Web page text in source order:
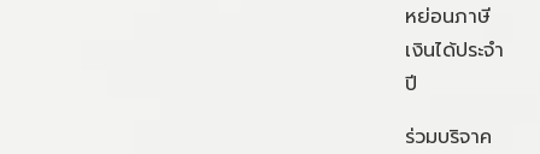
หย่อนภาษี
เงินได้ประจำ
ปี
ร่วมบริจาค